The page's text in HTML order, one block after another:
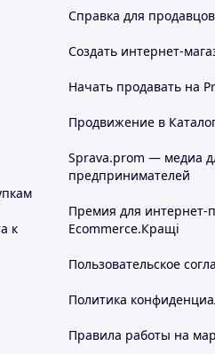
– DFR.
различные буры и
миксерные насадки для
от 2 мм до 13 мм.
клавишу
Особо
к
Справка для продавцов
Создать интернет-
Начать продавать на
Продвижение в
Sprava.prom — медиа
предпринимателей
Премия для интернет-
Ecommerce.Кращі
Пользовательское
Политика
Правила работы на